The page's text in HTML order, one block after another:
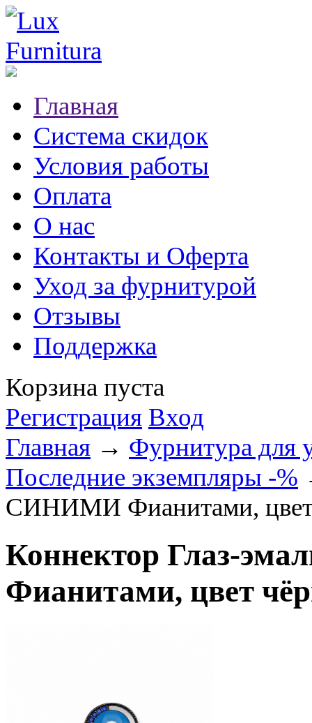
Главная
Система скидок
Условия работы
Оплата
О нас
Контакты и Оферта
Уход за фурнитурой
Отзывы
Поддержка
Корзина пуста
Регистрация Вход
Главная → Фурнитура для
Последние экземпляры -%
СИНИМИ Фианитами,
Коннектор Глаз-
Фианитами, цвет